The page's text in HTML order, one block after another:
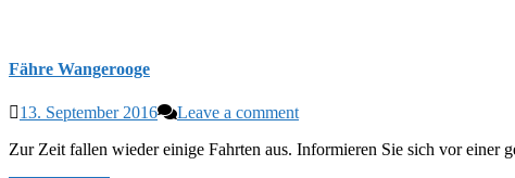
Fähre Wangerooge
13. September 2016
Leave a comment
Zur Zeit fallen wieder einige Fahrten aus. Informieren Sie sich vor einer